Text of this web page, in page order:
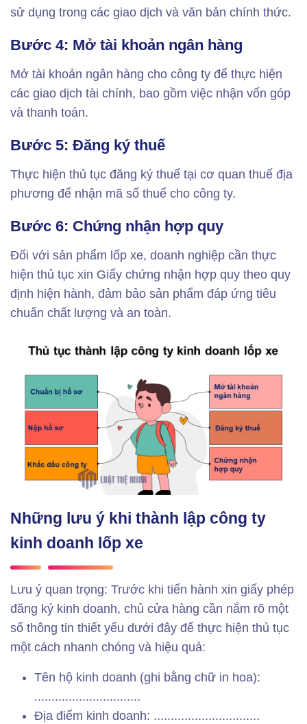
sử dụng trong các giao dịch và văn bản chính thức.
Bước 4: Mở tài khoản ngân hàng
Mở tài khoản ngân hàng cho công ty để thực hiện
các giao dịch tài chính, bao gồm việc nhận vốn góp
và thanh toán.
Bước 5: Đăng ký thuế
Thực hiện thủ tục đăng ký thuế tại cơ quan thuế địa
phương để nhận mã số thuế cho công ty.
Bước 6: Chứng nhận hợp quy
Đối với sản phẩm lốp xe, doanh nghiệp cần thực
hiện thủ tục xin Giấy chứng nhận hợp quy theo quy
định hiện hành, đảm bảo sản phẩm đáp ứng tiêu
chuẩn chất lượng và an toàn.
Những lưu ý khi thành lập công ty
kinh doanh lốp xe
Lưu ý quan trọng: Trước khi tiến hành xin giấy phép
đăng ký kinh doanh, chủ cửa hàng cần nắm rõ một
số thông tin thiết yếu dưới đây để thực hiện thủ tục
một cách nhanh chóng và hiệu quả:
Tên hộ kinh doanh (ghi bằng chữ in hoa):
...............................
Địa điểm kinh doanh: ...............................